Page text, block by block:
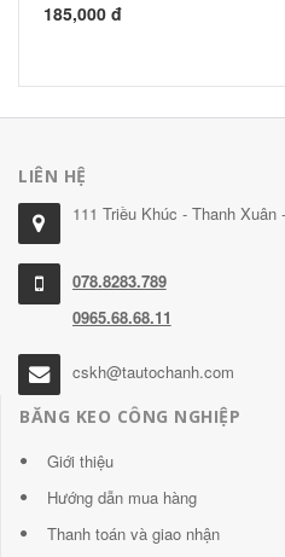
185,000 đ
LIÊN HỆ
111 Triều Khúc - Thanh Xuân
078.8283.789
0965.68.68.11
cskh@tautochanh.com
BĂNG KEO CÔNG NGHIỆP
Giới thiệu
Hướng dẫn mua hàng
Thanh toán và giao nhận